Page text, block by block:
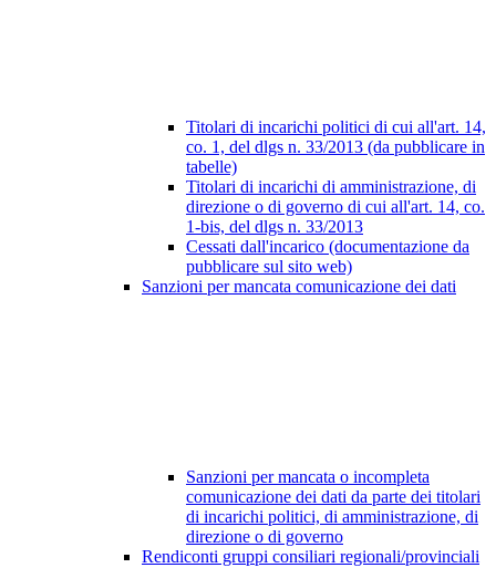
Titolari di incarichi politici di cui all'art. 14,
co. 1, del dlgs n. 33/2013 (da pubblicare in
tabelle)
Titolari di incarichi di amministrazione, di
direzione o di governo di cui all'art. 14, co.
1-bis, del dlgs n. 33/2013
Cessati dall'incarico (documentazione da
pubblicare sul sito web)
Sanzioni per mancata comunicazione dei dati
Sanzioni per mancata o incompleta
comunicazione dei dati da parte dei titolari
di incarichi politici, di amministrazione, di
direzione o di governo
Rendiconti gruppi consiliari regionali/provinciali